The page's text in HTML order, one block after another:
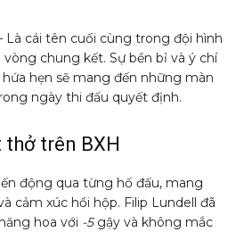
Là cái tên cuối cùng trong đội hình
chung kết. Sự bền bỉ và ý chí
hẹn sẽ mang đến những màn
ngày thi đấu quyết định.
thở trên BXH
động qua từng hố đấu, mang
cảm xúc hồi hộp. Filip Lundell đã
hoa với -5gậy và không mắc